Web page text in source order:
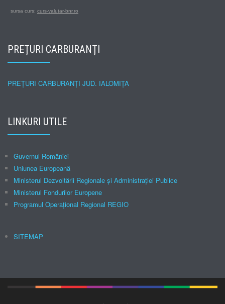
sursa curs: curs-valutar-bnr.ro
PREȚURI CARBURANȚI
PREȚURI CARBURANȚI JUD. IALOMIȚA
LINKURI UTILE
Guvernul României
Uniunea Europeană
Ministerul Dezvoltării Regionale şi Administraţiei Publice
Ministerul Fondurilor Europene
Programul Operațional Regional REGIO
SITEMAP